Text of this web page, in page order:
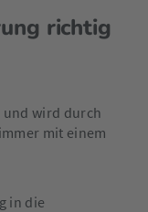
richtig
und wird durch
mit einem
in die